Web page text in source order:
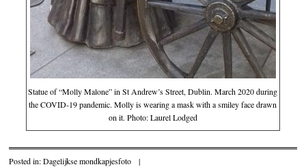
Statue of “Molly Malone” in St Andrew’s Street, Dublin. March 2020 during
the COVID-19 pandemic. Molly is wearing a mask with a smiley face drawn
on it. Photo: Laurel Lodged
Posted in:Dagelijkse mondkapjesfoto |